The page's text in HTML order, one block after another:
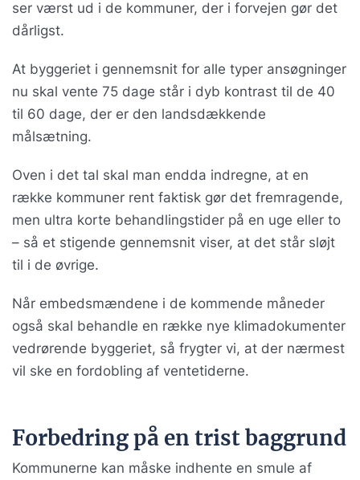
ser værst ud i de kommuner, der i forvejen gør det
dårligst.
At byggeriet i gennemsnit for alle typer ansøgninger
nu skal vente 75 dage står i dyb kontrast til de 40
til 60 dage, der er den landsdækkende
målsætning.
Oven i det tal skal man endda indregne, at en
række kommuner rent faktisk gør det fremragende,
men ultra korte behandlingstider på en uge eller to
– så et stigende gennemsnit viser, at det står sløjt
til i de øvrige.
Når embedsmændene i de kommende måneder
også skal behandle en række nye klimadokumenter
vedrørende byggeriet, så frygter vi, at der nærmest
vil ske en fordobling af ventetiderne.
Forbedring på en trist baggrund
Kommunerne kan måske indhente en smule af